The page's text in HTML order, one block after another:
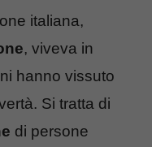
italiana,
, viveva in
hanno vissuto
Si tratta di
di persone